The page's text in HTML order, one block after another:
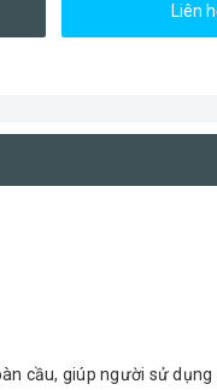
Liên
cầu, giúp người sử